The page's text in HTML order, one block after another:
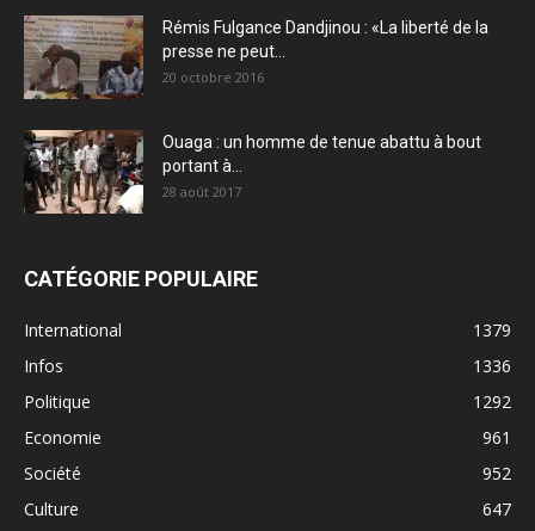
Rémis Fulgance Dandjinou : «La liberté de la
presse ne peut...
20 octobre 2016
Ouaga : un homme de tenue abattu à bout
portant à...
28 août 2017
CATÉGORIE POPULAIRE
International
1379
Infos
1336
Politique
1292
Economie
961
Société
952
Culture
647